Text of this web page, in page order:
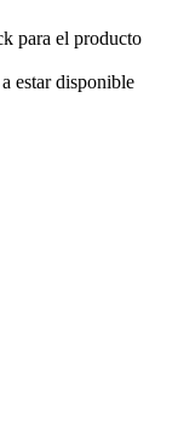
para el producto
estar disponible